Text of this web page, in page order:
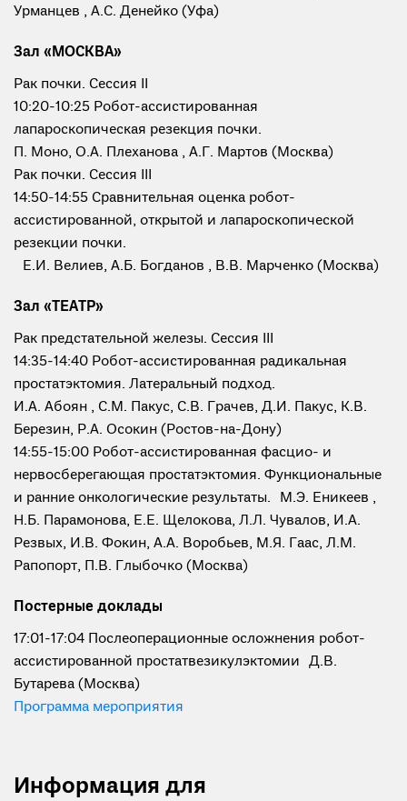
Урманцев , А.С. Денейко (Уфа)
Зал «МОСКВА»
Рак почки. Сессия II
10:20-10:25 Робот-ассистированная
лапароскопическая резекция почки.
П. Моно, О.А. Плеханова , А.Г. Мартов (Москва)
Рак почки. Сессия III
14:50-14:55 Сравнительная оценка робот-
ассистированной, открытой и лапароскопической
резекции почки.
Е.И. Велиев, А.Б. Богданов , В.В. Марченко (Москва)
Зал «ТЕАТР»
Рак предстательной железы. Сессия III
14:35-14:40 Робот-ассистированная радикальная
простатэктомия. Латеральный подход.
И.А. Абоян , С.М. Пакус, С.В. Грачев, Д.И. Пакус, К.В.
Березин, Р.А. Осокин (Ростов-на-Дону)
14:55-15:00 Робот-ассистированная фасцио- и
нервосберегающая простатэктомия. Функциональные
и ранние онкологические результаты. М.Э. Еникеев ,
Н.Б. Парамонова, Е.Е. Щелокова, Л.Л. Чувалов, И.А.
Резвых, И.В. Фокин, А.А. Воробьев, М.Я. Гаас, Л.М.
Рапопорт, П.В. Глыбочко (Москва)
Постерные доклады
17:01-17:04 Послеоперационные осложнения робот-
ассистированной простатвезикулэктомии Д.В.
Бутарева (Москва)
Программа мероприятия
Информация для